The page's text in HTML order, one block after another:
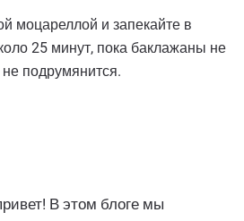
моцареллой и запекайте в
25 минут, пока баклажаны не
подрумянится.
В этом блоге мы